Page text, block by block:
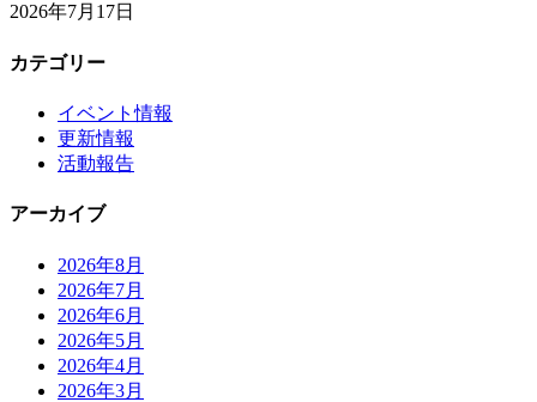
2026年7月17日
カテゴリー
イベント情報
更新情報
活動報告
アーカイブ
2026年8月
2026年7月
2026年6月
2026年5月
2026年4月
2026年3月